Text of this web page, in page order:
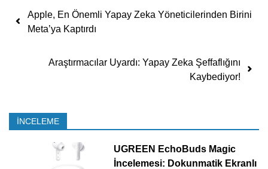
Yazı dolaşımı
Apple, En Önemli Yapay Zeka Yöneticilerinden Birini
Meta’ya Kaptırdı
Araştırmacılar Uyardı: Yapay Zeka Şeffaflığını
Kaybediyor!
İNCELEME
UGREEN EchoBuds Magic
İncelemesi: Dokunmatik Ekranlı